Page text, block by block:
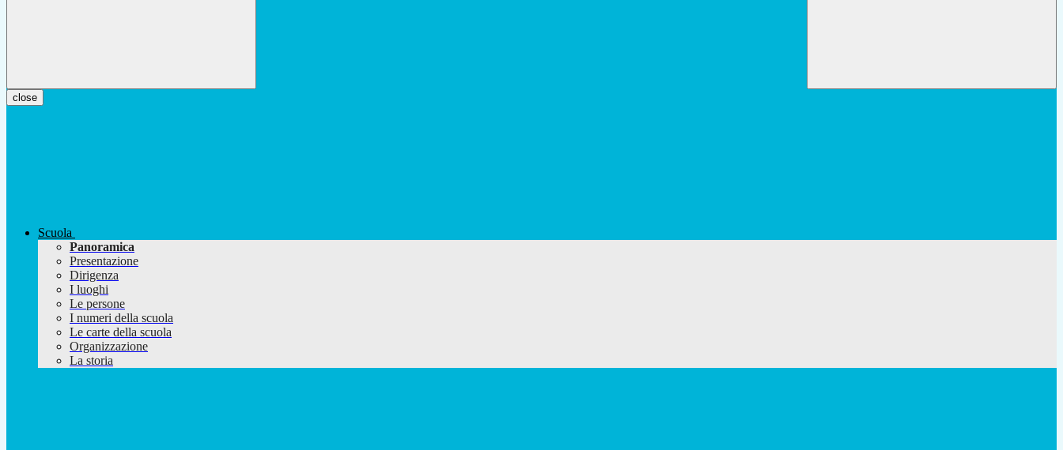
close
Scuola
Panoramica
Presentazione
Dirigenza
I luoghi
Le persone
I numeri della scuola
Le carte della scuola
Organizzazione
La storia